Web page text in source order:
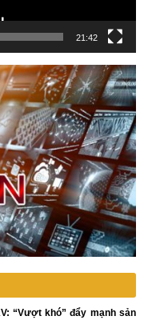
21:42
“Vượt khó” đẩy mạnh sản